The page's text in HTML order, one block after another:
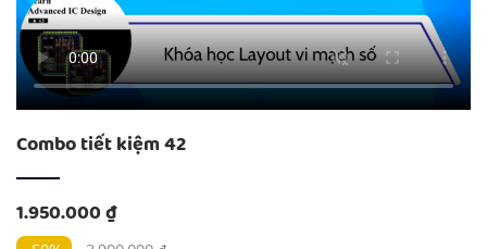
Combo tiết kiệm 42
1.950.000₫